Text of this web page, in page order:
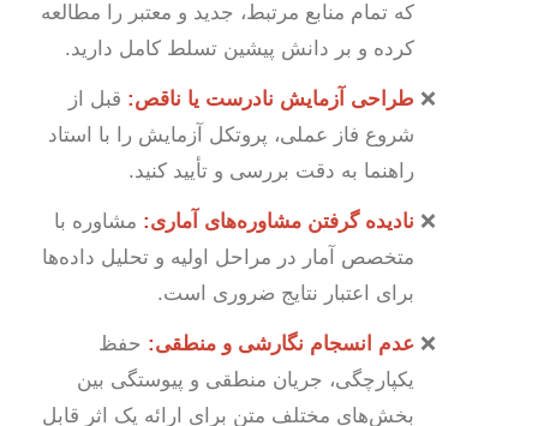
که تمام منابع مرتبط، جدید و معتبر را مطالعه
کرده و بر دانش پیشین تسلط کامل دارید.
طراحی آزمایش نادرست یا ناقص: قبل از
شروع فاز عملی، پروتکل آزمایش را با استاد
راهنما به دقت بررسی و تأیید کنید.
نادیده گرفتن مشاوره‌های آماری: مشاوره با
متخصص آمار در مراحل اولیه و تحلیل داده‌ها
برای اعتبار نتایج ضروری است.
عدم انسجام نگارشی و منطقی: حفظ
یکپارچگی، جریان منطقی و پیوستگی بین
بخش‌های مختلف متن برای ارائه یک اثر قابل